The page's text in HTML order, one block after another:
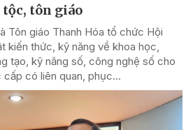
tôn giáo
Tôn giáo Thanh Hóa tổ chức Hội
kiến thức, kỹ năng về khoa học,
tạo, kỹ năng số, công nghệ số cho
có liên quan, phục...